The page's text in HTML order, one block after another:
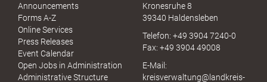
Announcements
Forms A-Z
Online Services
Press Releases
Event Calendar
Open Jobs in Administration
Administrative Structure
Kronesruhe 8
39340 Haldensleben
Telefon: +49 3904 7240-0
Fax: +49 3904 49008
E-Mail:
kreisverwaltung@landkreis-